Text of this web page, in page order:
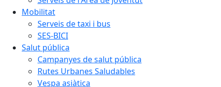
Mobilitat
Serveis de taxi i bus
SES-BICI
Salut pública
Campanyes de salut pública
Rutes Urbanes Saludables
Vespa asiàtica